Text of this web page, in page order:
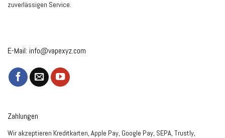
zuverlässigen Service.
E-Mail: info@vapexyz.com
Zahlungen
Wir akzeptieren Kreditkarten, Apple Pay, Google Pay, SEPA, Trustly,